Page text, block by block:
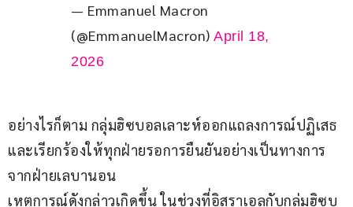
— Emmanuel Macron
(@EmmanuelMacron) April 18,
2026
อย่างไรก็ตาม กลุ่มฮิซบอลเลาะห์ออกแถลงการณ์ปฏิเสธ
และเรียกร้องให้ทุกฝ่ายรอการยืนยันอย่างเป็นทางการ
จากฝ่ายเลบานอน
เหตุการณ์ดังกล่าวเกิดขึ้น ในช่วงที่อิสราเอลกับกลุ่มฮิซบ